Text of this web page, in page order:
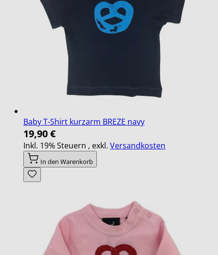
Baby T-Shirt kurzarm BREZE navy
19,90 €
Inkl. 19% Steuern , exkl. Versandkosten
In den Warenkorb